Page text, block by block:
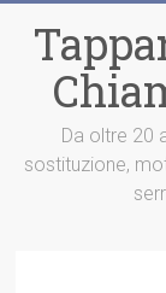
contenuto
Da oltre 20
sostituzione,